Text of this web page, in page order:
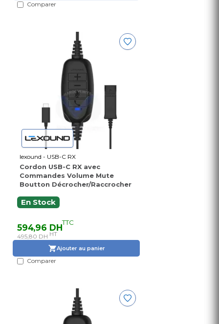
Comparer
lexound - USB-C RX
Cordon USB-C RX avec
Commandes Volume Mute
Boutton Décrocher/Raccrocher
En Stock
594,96 DHTTC
495,80 DH HT
Ajouter au panier
Comparer